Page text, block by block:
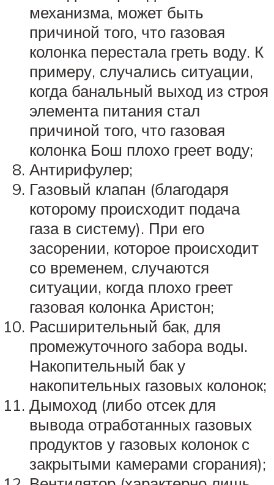
механизма, может быть
причиной того, что газовая
колонка перестала греть воду. К
примеру, случались ситуации,
когда банальный выход из строя
элемента питания стал
причиной того, что газовая
колонка Бош плохо греет воду;
Антирифулер;
Газовый клапан (благодаря
которому происходит подача
газа в систему). При его
засорении, которое происходит
со временем, случаются
ситуации, когда плохо греет
газовая колонка Аристон;
Расширительный бак, для
промежуточного забора воды.
Накопительный бак у
накопительных газовых колонок;
Дымоход (либо отсек для
вывода отработанных газовых
продуктов у газовых колонок с
закрытыми камерами сгорания);